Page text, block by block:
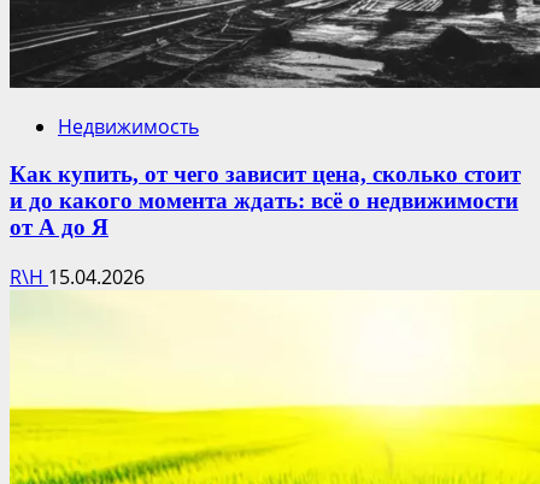
Недвижимость
Как купить, от чего зависит цена, сколько стоит
и до какого момента ждать: всё о недвижимости
от А до Я
R\H 15.04.2026